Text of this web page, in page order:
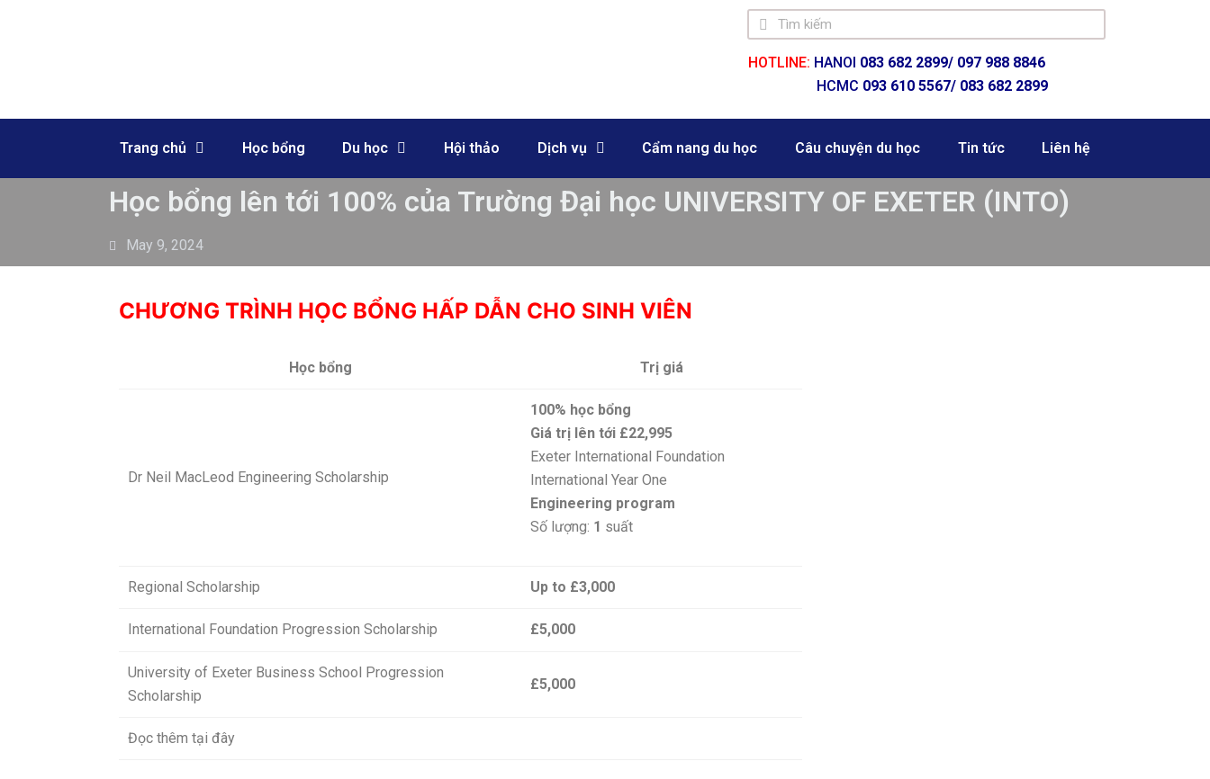
HOTLINE: HANOI 083 682 2899/ 097 988 8846
HCMC 093 610 5567/ 083 682 2899
Trang chủ Học bổng Du học Hội thảo Dịch vụ Cẩm nang du học Câu chuyện du học Tin tức Liên hệ
Học bổng lên tới 100% của Trường Đại học UNIVERSITY OF EXETER (INTO)
May 9, 2024
CHƯƠNG TRÌNH HỌC BỔNG HẤP DẪN CHO SINH VIÊN
Học bổng Trị giá
Dr Neil MacLeod Engineering Scholarship
100% học bổng
Giá trị lên tới £22,995
Exeter International Foundation
International Year One
Engineering program
Số lượng: 1 suất
Regional Scholarship Up to £3,000
International Foundation Progression Scholarship £5,000
University of Exeter Business School Progression
Scholarship
£5,000
Đọc thêm tại đây